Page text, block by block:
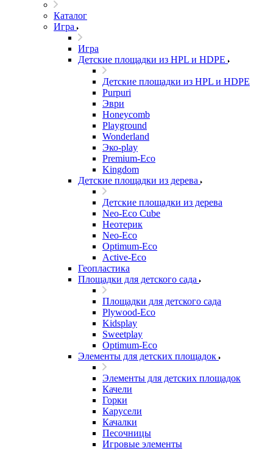
Каталог
Игра
Игра
Детские площадки из HPL и HDPE
Детские площадки из HPL и HDPE
Purpuri
Эври
Honeycomb
Playground
Wonderland
Эко-play
Premium-Eco
Kingdom
Детские площадки из дерева
Детские площадки из дерева
Neo-Eco Cube
Неотерик
Neo-Eco
Оptimum-Еco
Active-Eco
Геопластика
Площадки для детского сада
Площадки для детского сада
Plywood-Eco
Kidsplay
Sweetplay
Оptimum-Еco
Элементы для детских площадок
Элементы для детских площадок
Качели
Горки
Карусели
Качалки
Песочницы
Игровые элементы